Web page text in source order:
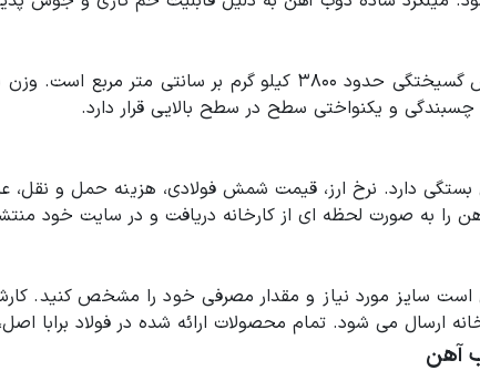
میلگرد ساده ذوب آهن دارای تنش جاری حدود ۲۳۰۰ و تنش
چسبندگی و یکنواختی سطح در سطح بالایی قرار دارد.
دارد. نرخ ارز، قیمت شمش فولادی، هزینه حمل و نقل،
را به صورت لحظه ای از کارخانه دریافت و در سایت خود
است سایز مورد نیاز و مقدار مصرفی خود را مشخص کنید.
ارسال می شود. تمام محصولات ارائه شده در فولاد برابا
آهن